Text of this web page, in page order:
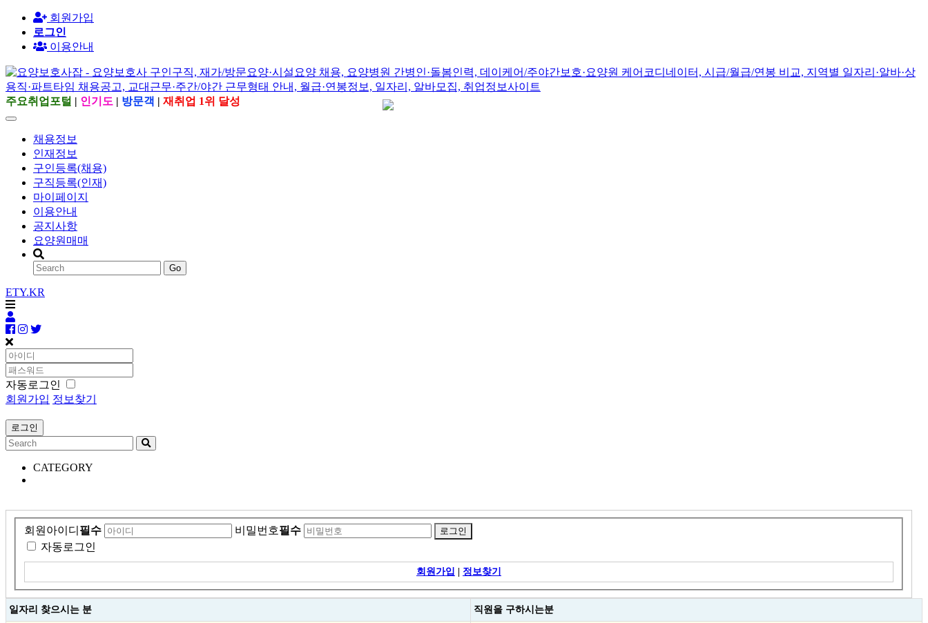
회원가입
로그인
이용안내
주요취업포털 | 인기도 | 방문객 | 재취업 1위 달성
채용정보
인재정보
구인등록(채용)
구직등록(인재)
마이페이지
이용안내
공지사항
요양원매매
Go
ETY.KR
자동로그인
회원가입 정보찾기
CATEGORY
회원아이디 필수 비밀번호필수
자동로그인
회원가입 | 정보찾기
일자리 찾으시는 분 직원을 구하시는분